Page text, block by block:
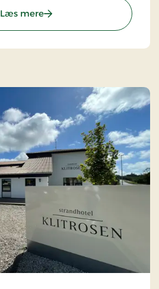
Læs mere: Strandhotellet Blokhus,